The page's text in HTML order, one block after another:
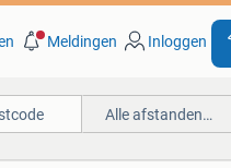
Meldingen Inloggen
Alle afstanden…